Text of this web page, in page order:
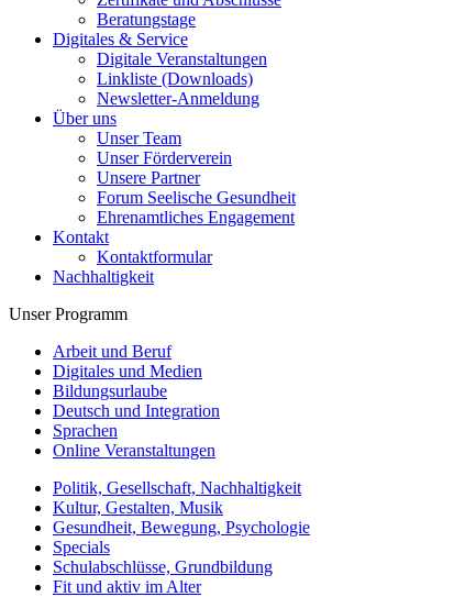
Beratungstage
Digitales & Service
Digitale Veranstaltungen
Linkliste (Downloads)
Newsletter-Anmeldung
Über uns
Unser Team
Unser Förderverein
Unsere Partner
Forum Seelische Gesundheit
Ehrenamtliches Engagement
Kontakt
Kontaktformular
Nachhaltigkeit
Unser Programm
Arbeit und Beruf
Digitales und Medien
Bildungsurlaube
Deutsch und Integration
Sprachen
Online Veranstaltungen
Politik, Gesellschaft, Nachhaltigkeit
Kultur, Gestalten, Musik
Gesundheit, Bewegung, Psychologie
Specials
Schulabschlüsse, Grundbildung
Fit und aktiv im Alter